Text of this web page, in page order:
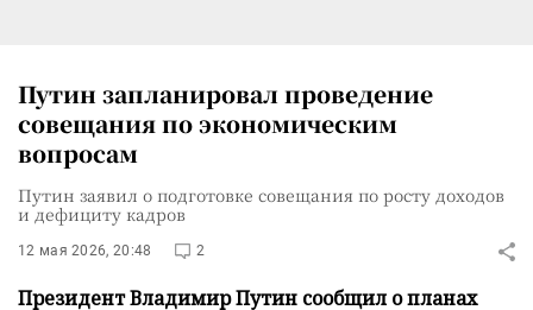
Путин запланировал проведение
совещания по экономическим
вопросам
Путин заявил о подготовке совещания по росту доходов
и дефициту кадров
12 мая 2026, 20:48 2
Президент Владимир Путин сообщил о планах